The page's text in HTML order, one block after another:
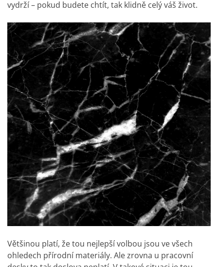
vydrží – pokud budete chtít, tak klidně celý váš život.
Většinou platí, že tou nejlepší volbou jsou ve všech
ohledech přírodní materiály. Ale zrovna u pracovní